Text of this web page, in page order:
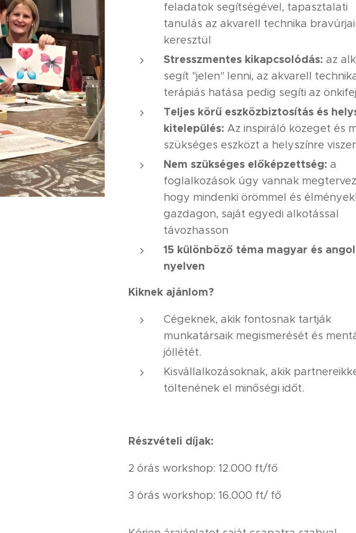
feladatok segítségével, tapasztalati
tanulás az akvarell technika
keresztül
Stresszmentes kikapcsolódás: az
segít "jelen" lenni, az akvarell
terápiás hatása pedig segíti az
Teljes körű eszközbiztosítás és
kitelepülés: Az inspiráló közeget és
szükséges eszközt a helyszínre
Nem szükséges előképzettség: a
foglalkozások úgy vannak
hogy mindenki örömmel és
gazdagon, saját egyedi alkotással
távozhasson
15 különböző téma magyar és angol
nyelven
Kiknek ajánlom?
Cégeknek, akik fontosnak tartják
munkatársaik megismerését és
jóllétét.
Kisvállalkozásoknak, akik
töltenének el minőségi időt.
Részvételi díjak:
2 órás workshop: 12.000 ft/fő
3 órás workshop: 16.000 ft/ fő